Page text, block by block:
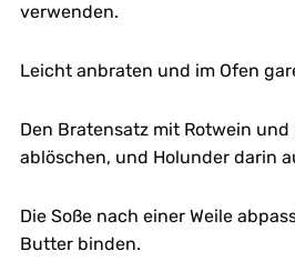
verwenden.
Leicht anbraten und im Ofen
Den Bratensatz mit Rotwein und
ablöschen, und Holunder darin
Die Soße nach einer Weile
Butter binden.